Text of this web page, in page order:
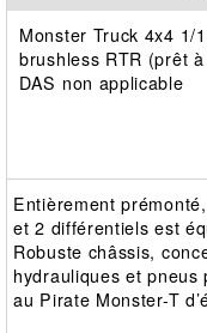
Monster Truck 4x4 1/
brushless RTR (prêt
DAS non applicable
Entièrement
et 2 différentiels est
Robuste châssis,
hydrauliques et
au Pirate Monster-T